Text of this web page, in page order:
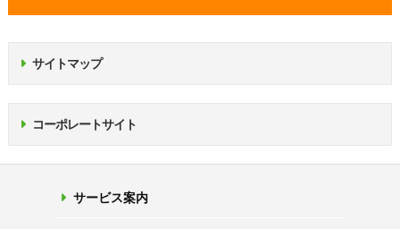
サイトマップ
コーポレートサイト
サービス案内